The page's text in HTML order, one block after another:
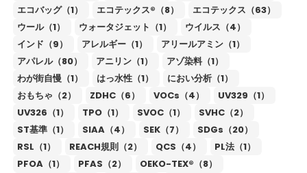
エコバッグ（1）
エコテックス®（8）
エコテックス（63）
ウール（1）
ウォータジェット（1）
ウイルス（4）
インド（9）
アレルギー（1）
アリールアミン（1）
アパレル（80）
アニリン（1）
アゾ染料（1）
わが街自慢（1）
はっ水性（1）
におい分析（1）
おもちゃ（2）
ZDHC（6） VOCs（4）
UV329（1）
UV326（1）
TPO（1） SVOC（1）
SVHC（2）
ST基準（1）
SIAA（4） SEK（7）
SDGs（20）
RSL（1）
REACH規則（2） QCS（4）
PL法（1）
PFOA（1）
PFAS（2）
OEKO-TEX®（8）